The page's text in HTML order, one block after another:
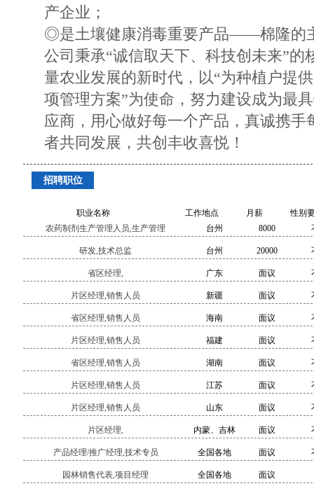
产企业；
◎是土壤健康消毒重要产品——棉隆的
公司秉承“诚信取天下、科技创未来”的
量农业发展的新时代，以“为种植户提
项管理方案”为使命，努力建设成为最
应商，用心做好每一个产品，真诚携
者共同发展，共创丰收喜悦！
招聘职位
职业名称 工作地点 月薪
性别
农药制剂生产管理人员,生产管理
台州 8000
研发,技术总监 台州 20000
省区经理, 广东 面议
片区经理,销售人员 新疆 面议
省区经理,销售人员 海南 面议
片区经理,销售人员 福建 面议
省区经理,销售人员 湖南 面议
片区经理,销售人员 江苏 面议
片区经理,销售人员 山东 面议
片区经理, 内蒙、吉林 面议
产品经理/推广经理,技术专员 全国各地 面议
园林销售代表,项目经理 全国各地 面议